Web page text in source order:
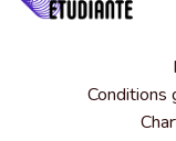
Conditions